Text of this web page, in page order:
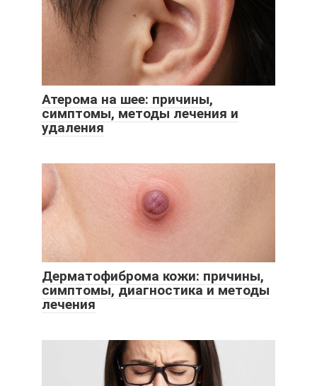
Атерома на шее: причины,
симптомы, методы лечения и
удаления
Дерматофиброма кожи: причины,
симптомы, диагностика и методы
лечения